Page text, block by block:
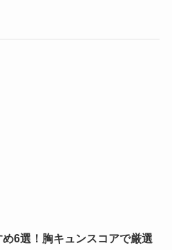
6選！胸キュンスコアで厳選